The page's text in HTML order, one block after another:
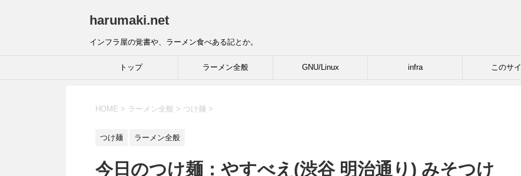
harumaki.net
インフラ屋の覚書や、ラーメン食べある記とか。
トップ ラーメン全般 GNU/Linux infra このサ
HOME > ラーメン全般 > つけ麺 >
つけ麺 ラーメン全般
今日のつけ麺：やすべえ(渋谷 明治通り) みそつけ